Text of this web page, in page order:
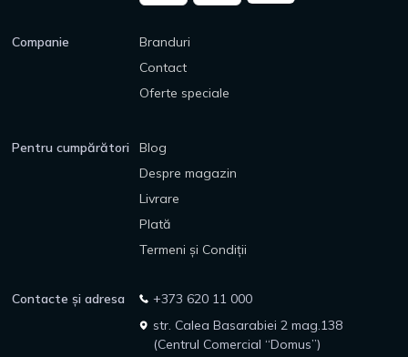
Companie
Branduri
Contact
Oferte speciale
Pentru cumpărători
Blog
Despre magazin
Livrare
Plată
Termeni și Condiții
Contacte și adresa
+373 620 11 000
str. Calea Basarabiei 2 mag.138
(Centrul Comercial “Domus”)